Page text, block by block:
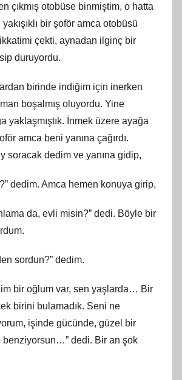
çıkmış otobüse binmiştim, o hatta
bir şoför amca otobüsü
çekti, aynadan ilginç bir
duruyordu.
birinde indiğim için inerken
boşalmış oluyordu. Yine
yaklaşmıştık. İnmek üzere ayağa
amca beni yanına çağırdı.
soracak dedim ve yanına gidip,
dedim. Amca hemen konuya girip,
da, evli misin?” dedi. Böyle bir
sordun?” dedim.
bir oğlum var, sen yaşlarda… Bir
birini bulamadık. Seni ne
işinde gücünde, güzel bir
benziyorsun…” dedi. Bir an şok